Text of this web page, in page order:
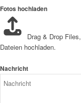
Fotos hochladen
Drag & Drop Files,
Dateien hochladen.
Nachricht